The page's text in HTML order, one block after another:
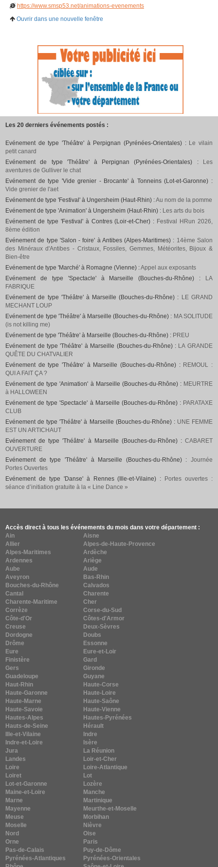
https://www.smsp53.net/animations-evenements
Ouvrir dans une nouvelle fenêtre
Les 20 derniers événements postés :
Evénement de type 'Théâtre' à Perpignan (Pyrénées-Orientales) : Le vilain
petit canard
Evénement de type 'Théâtre' à Perpignan (Pyrénées-Orientales) :
Les
aventures de Gulliver le chat
Evénement de type 'Vide grenier - Brocante' à Tonneins (Lot-et-Garonne) :
Vide grenier de l'aet
Evénement de type 'Festival' à Ungersheim (Haut-Rhin) :Au nom de la pomme
Evénement de type 'Animation' à Ungersheim (Haut-Rhin) : Les arts du bois
Evénement de type 'Festival' à Contres (Loir-et-Cher) : Festival HRun 2026,
8ème édition
Evénement de type 'Salon - foire' à Antibes (Alpes-Maritimes) : 14ème Salon
des Minéraux d'Antibes - Cristaux, Fossiles, Gemmes, Météorites, Bijoux &
Bien-être
Evénement de type 'Marché' à Romagne (Vienne) :Appel aux exposants
Evénement de type 'Spectacle' à Marseille (Bouches-du-Rhône) :
LA
FABRIQUE
Evénement de type 'Théâtre' à Marseille (Bouches-du-Rhône) : LE GRAND
MECHANT LOUP
Evénement de type 'Théâtre' à Marseille (Bouches-du-Rhône) : MA SOLITUDE
(is not killing me)
Evénement de type 'Théâtre' à Marseille (Bouches-du-Rhône) : PREU
Evénement de type 'Théâtre' à Marseille (Bouches-du-Rhône) : LA GRANDE
QUÊTE DU CHATVALIER
Evénement de type 'Théâtre' à Marseille (Bouches-du-Rhône) : REMOUL :
QUI A FAIT ÇA ?
Evénement de type 'Animation' à Marseille (Bouches-du-Rhône) : MEURTRE
à HALLOWEEN
Evénement de type 'Spectacle' à Marseille (Bouches-du-Rhône) : PARATAXE
CLUB
Evénement de type 'Théâtre' à Marseille (Bouches-du-Rhône) : UNE FEMME
EST UN ARTICHAUT
Evénement de type 'Théâtre' à Marseille (Bouches-du-Rhône) : CABARET
OUVERTURE
Evénement de type 'Théâtre' à Marseille (Bouches-du-Rhône) : Journée
Portes Ouvertes
Evénement de type 'Danse' à Rennes (Ille-et-Vilaine) :
Portes ouvertes :
séance d’initiation gratuite à la « Line Dance »
Accès direct à tous les événements du mois dans votre département :
Ain
Aisne
Allier
Alpes-de-Haute-Provence
Alpes-Maritimes
Ardèche
Ardennes
Ariège
Aube
Aude
Aveyron
Bas-Rhin
Bouches-du-Rhône
Calvados
Cantal
Charente
Charente-Maritime
Cher
Corrèze
Corse-du-Sud
Côte-d'Or
Côtes-d'Armor
Creuse
Deux-Sèvres
Dordogne
Doubs
Drôme
Essonne
Eure
Eure-et-Loir
Finistère
Gard
Gers
Gironde
Guadeloupe
Guyane
Haut-Rhin
Haute-Corse
Haute-Garonne
Haute-Loire
Haute-Marne
Haute-Saône
Haute-Savoie
Haute-Vienne
Hautes-Alpes
Hautes-Pyrénées
Hauts-de-Seine
Hérault
Ille-et-Vilaine
Indre
Indre-et-Loire
Isère
Jura
La Réunion
Landes
Loir-et-Cher
Loire
Loire-Atlantique
Loiret
Lot
Lot-et-Garonne
Lozère
Maine-et-Loire
Manche
Marne
Martinique
Mayenne
Meurthe-et-Moselle
Meuse
Morbihan
Moselle
Nièvre
Nord
Oise
Orne
Paris
Pas-de-Calais
Puy-de-Dôme
Pyrénées-Atlantiques
Pyrénées-Orientales